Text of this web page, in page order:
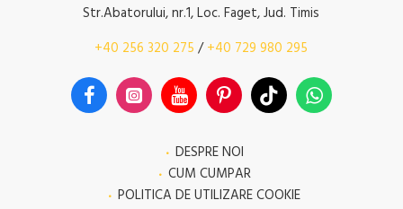
Str.Abatorului, nr.1, Loc. Faget, Jud. Timis
+40 256 320 275 /+40 729 980 295
DESPRE NOI
CUM CUMPAR
POLITICA DE UTILIZARE COOKIE